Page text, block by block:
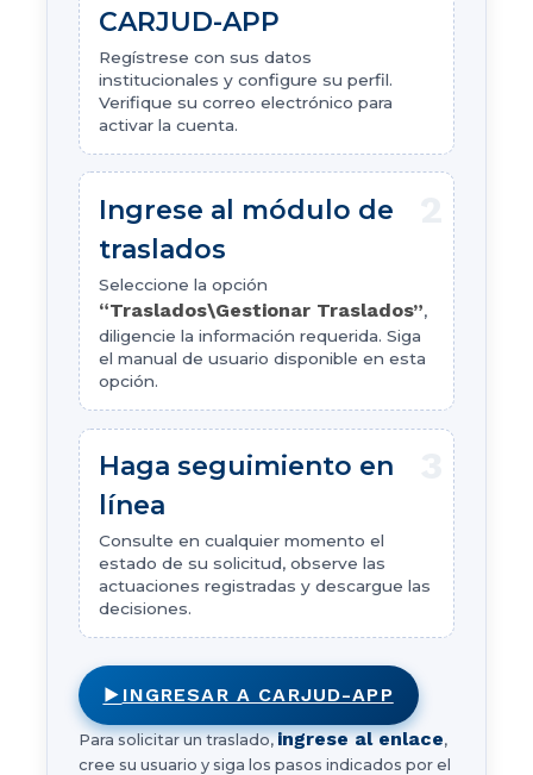
CARJUD-APP
Regístrese con sus datos
institucionales y configure su perfil.
Verifique su correo electrónico para
activar la cuenta.
Ingrese al módulo de
traslados
Seleccione la opción
“Traslados\Gestionar Traslados”,
diligencie la información requerida. Siga
el manual de usuario disponible en esta
opción.
Haga seguimiento en
línea
Consulte en cualquier momento el
estado de su solicitud, observe las
actuaciones registradas y descargue las
decisiones.
⯈ INGRESAR A CARJUD-APP
Para solicitar un traslado,ingrese al enlace,
cree su usuario y siga los pasos indicados por el